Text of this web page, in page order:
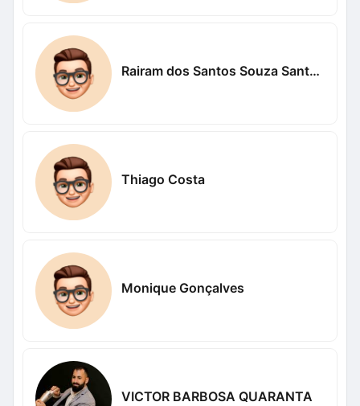
Rairam dos Santos Souza Santos Souza
Thiago Costa
Monique Gonçalves
VICTOR BARBOSA QUARANTA